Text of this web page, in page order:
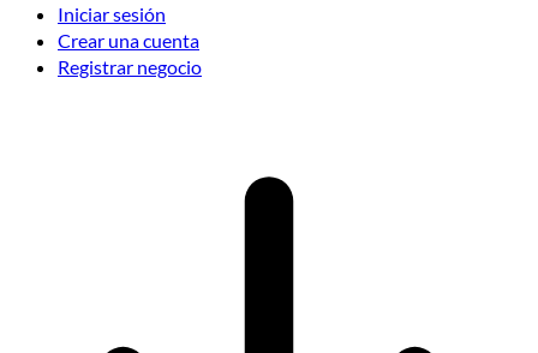
Iniciar sesión
Crear una cuenta
Registrar negocio